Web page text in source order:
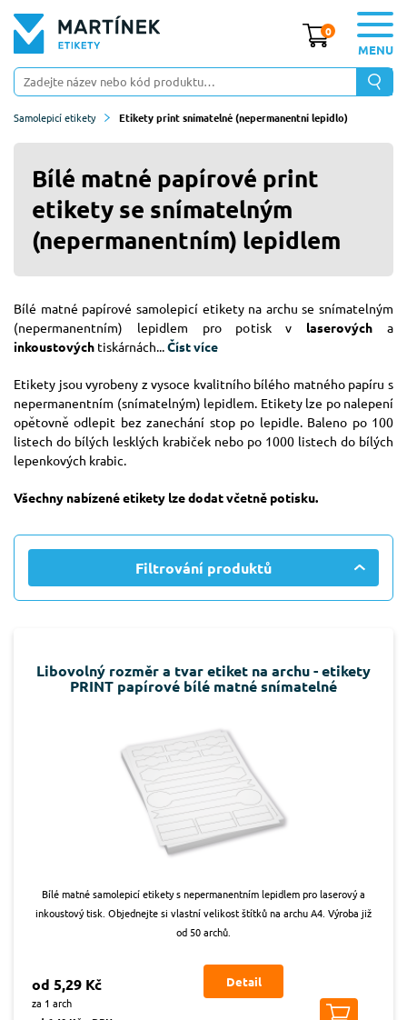
0
MENU
Samolepicí etikety Etikety print snímatelné (nepermanentní lepidlo)
Bílé matné papírové print
etikety se snímatelným
(nepermanentním) lepidlem
Bílé matné papírové samolepicí etikety na archu se snímatelným
(nepermanentním) lepidlem pro potisk v laserových a
inkoustových tiskárnách...Číst více
Etikety jsou vyrobeny z vysoce kvalitního bílého matného papíru s
nepermanentním (snímatelným) lepidlem. Etikety lze po nalepení
opětovně odlepit bez zanechání stop po lepidle. Baleno po 100
listech do bílých lesklých krabiček nebo po 1000 listech do bílých
lepenkových krabic.
Všechny nabízené etikety lze dodat včetně potisku.
Filtrování produktů
Libovolný rozměr a tvar etiket na archu - etikety
PRINT papírové bílé matné snímatelné
Bílé matné samolepicí etikety s nepermanentním lepidlem pro laserový a
inkoustový tisk. Objednejte si vlastní velikost štítků na archu A4. Výroba již
od 50 archů.
od 5,29 Kč
za 1 arch
Detail